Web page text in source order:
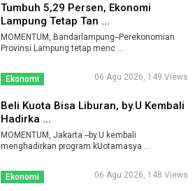
Tumbuh 5,29 Persen, Ekonomi
Lampung Tetap Tan ...
MOMENTUM, Bandarlampung--Perekonomian
Provinsi Lampung tetap menc ...
Ekonomi 06 Agu 2026, 149 Views
Beli Kuota Bisa Liburan, by.U Kembali
Hadirka ...
MOMENTUM, Jakarta --by.U kembali
Ekonomi 06 Agu 2026, 148 Views